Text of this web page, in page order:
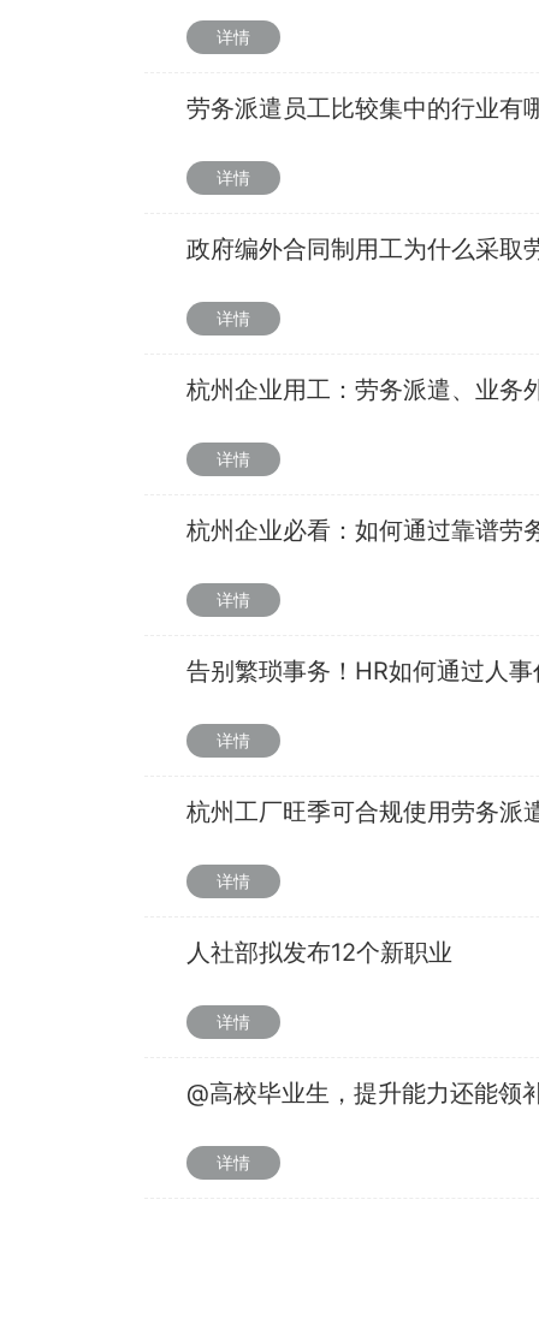
详情
劳务派遣员工比较集中的行业有
详情
政府编外合同制用工为什么采取
详情
杭州企业用工：劳务派遣、业务
详情
杭州企业必看：如何通过靠谱劳
详情
告别繁琐事务！HR如何通过人
详情
杭州工厂旺季可合规使用劳务派
详情
人社部拟发布12个新职业
详情
@高校毕业生，提升能力还能领
详情